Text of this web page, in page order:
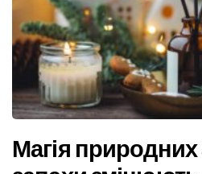
Магія природних